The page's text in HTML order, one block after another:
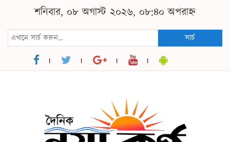
শনিবার, ০৮ অগাস্ট ২০২৬, ০৮:৪০ অপরাহ্ন
সার্চ